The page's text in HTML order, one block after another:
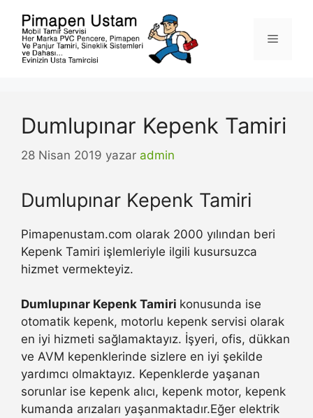
Menü
Dumlupınar Kepenk Tamiri
28 Nisan 2019 yazar admin
Dumlupınar Kepenk Tamiri
Pimapenustam.com olarak 2000 yılından beri
Kepenk Tamiri işlemleriyle ilgili kusursuzca
hizmet vermekteyiz.
Dumlupınar Kepenk Tamiri konusunda ise
otomatik kepenk, motorlu kepenk servisi olarak
en iyi hizmeti sağlamaktayız. İşyeri, ofis, dükkan
ve AVM kepenklerinde sizlere en iyi şekilde
yardımcı olmaktayız. Kepenklerde yaşanan
sorunlar ise kepenk alıcı, kepenk motor, kepenk
kumanda arızaları yaşanmaktadır.Eğer elektrik